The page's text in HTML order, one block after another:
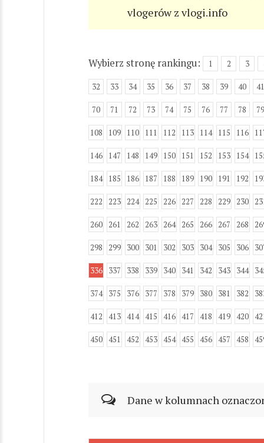
vlogerów z vlogi.info
Wybierz stronę rankingu: 1 2 3
32 33 34 35 36 37 38 39 40 41
70 71 72 73 74 75 76 77 78 79
108 109 110 111 112 113 114 115 116
146 147 148 149 150 151 152 153 154
184 185 186 187 188 189 190 191 192
222 223 224 225 226 227 228 229 230
260 261 262 263 264 265 266 267 268
298 299 300 301 302 303 304 305 306
336 337 338 339 340 341 342 343 344
374 375 376 377 378 379 380 381 382
412 413 414 415 416 417 418 419 420
450 451 452 453 454 455 456 457 458
Dane w kolumnach